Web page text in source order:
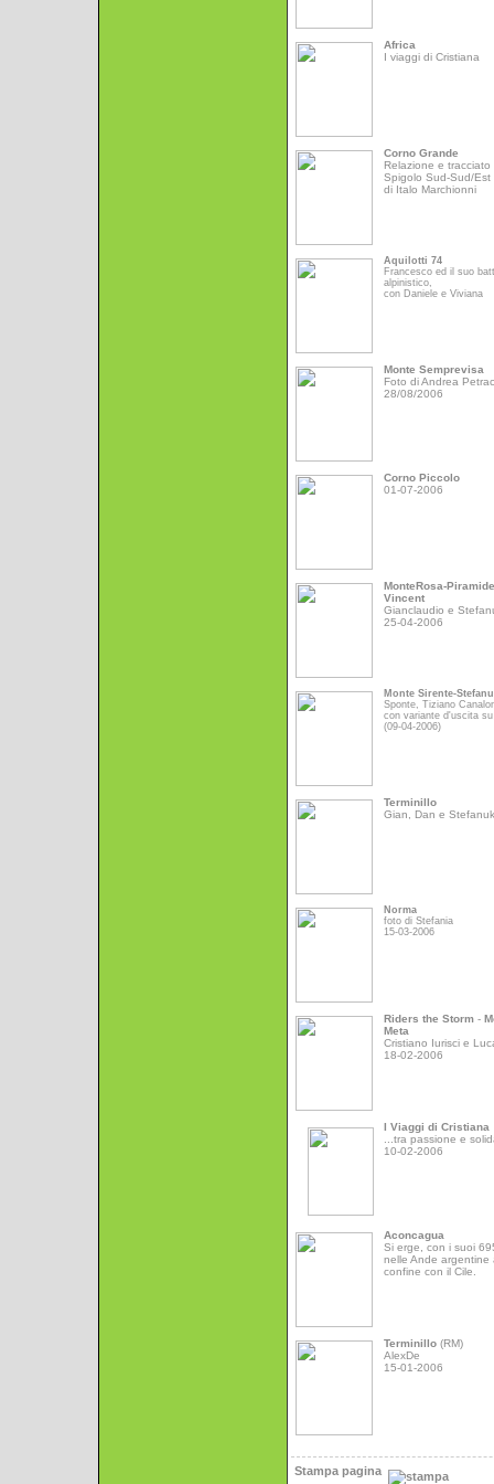
Africa
I viaggi di Cristiana
Corno Grande
Relazione e tracciato
Spigolo Sud-Sud/Est
di Italo Marchionni
Aquilotti 74
Francesco ed il suo
alpinistico,
con Daniele e Viviana
Monte Semprevisa
Foto di Andrea
28/08/2006
Corno Piccolo
01-07-2006
MonteRosa-Piramide
Vincent
Gianclaudio e
25-04-2006
Monte Sirente-
Sponte, Tiziano
con variante d'uscita
(09-04-2006)
Terminillo
Gian, Dan e Stefanuk
Norma
foto di Stefania
15-03-2006
Riders the Storm -
Meta
Cristiano Iurisci e
18-02-2006
I Viaggi di Cristiana
...tra passione e
10-02-2006
Aconcagua
Si erge, con i suoi
nelle Ande argentine
confine con il Cile.
Terminillo (RM)
AlexDe
15-01-2006
Stampa pagina